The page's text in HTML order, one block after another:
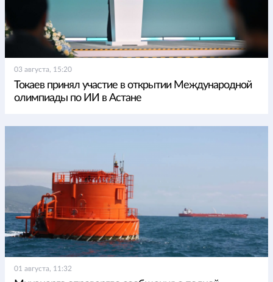
03 августа, 15:20
Токаев принял участие в открытии Международной
олимпиады по ИИ в Астане
01 августа, 11:32